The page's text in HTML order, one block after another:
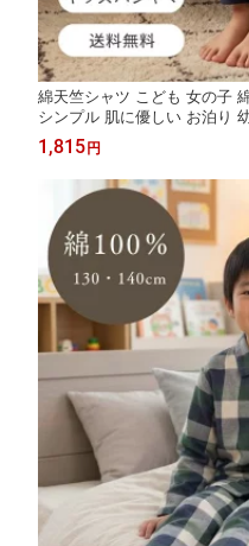
綿天竺シャツ こども 女の子
シンプル 肌に優しい お泊り
物 130 140 チャコール ネイビ
1,815円